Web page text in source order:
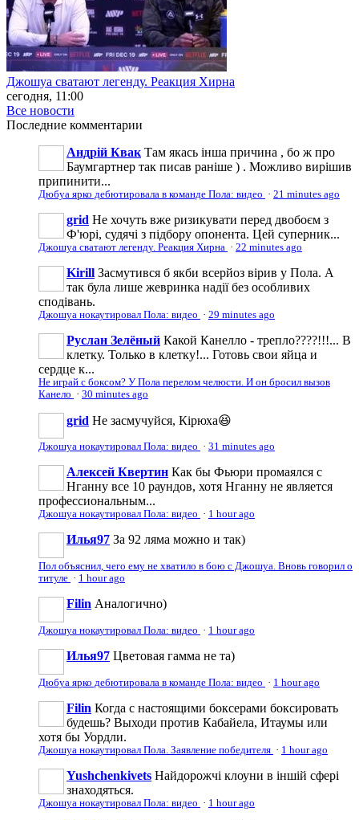
Джошуа сватают легенду. Реакция Хирна
сегодня, 11:00
Все новости
Последние комментарии
Андрій Квак Там якась інша причина , бо ж про
Баумгартнер так писав раніше ) . Можливо вирішив
припинити...
Дюбуа ярко дебютировала в команде Пола: видео · 21 minutes ago
grid Не хочуть вже ризикувати перед двобоєм з
Ф'юрі, судячі з підбору опонента. Цей суперник...
Джошуа сватают легенду. Реакция Хирна · 22 minutes ago
Kirill Засмутився б якби всерйоз вірив у Пола. А
так була лише жевринка надії без особливих
сподівань.
Джошуа нокаутировал Пола: видео · 29 minutes ago
Руслан Зелёный Какой Канелло - трепло????!!!... В
клетку. Только в клетку!... Готовь свои яйца и
сердце к...
Не играй с боксом? У Пола перелом челюсти. И он бросил вызов
Канело · 30 minutes ago
grid Не засмучуйся, Кірюха😆
Джошуа нокаутировал Пола: видео · 31 minutes ago
Алексей Квертин Как бы Фьюри промаялся с
Нганну все 10 раундов, хотя Нганну не является
профессиональным...
Джошуа нокаутировал Пола: видео · 1 hour ago
Илья97 За 92 ляма можно и так)
Пол объяснил, чего ему не хватило в бою с Джошуа. Вновь говорил о
титуле · 1 hour ago
Filin Аналогично)
Джошуа нокаутировал Пола: видео · 1 hour ago
Илья97 Цветовая гамма не та)
Дюбуа ярко дебютировала в команде Пола: видео · 1 hour ago
Filin Когда с настоящими боксерами боксировать
будешь? Выходи против Кабайела, Итаумы или
хотя бы Уордли.
Джошуа нокаутировал Пола. Заявление победителя · 1 hour ago
Yushchenkivets Найдорожчі клоуни в іншій сфері
знаходяться.
Джошуа нокаутировал Пола: видео · 1 hour ago